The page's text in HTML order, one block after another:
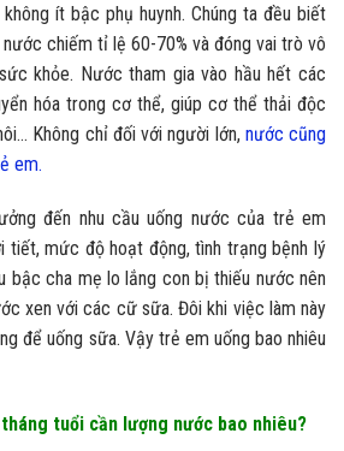
ít bậc phụ huynh. Chúng ta đều biết
chiếm tỉ lệ 60-70% và đóng vai trò vô
khỏe. Nước tham gia vào hầu hết các
hóa trong cơ thể, giúp cơ thể thải độc
Không chỉ đối với người lớn, nước cũng
em.
đến nhu cầu uống nước của trẻ em
tiết, mức độ hoạt động, tình trạng bệnh lý
bậc cha mẹ lo lắng con bị thiếu nước nên
xen với các cữ sữa. Đôi khi việc làm này
để uống sữa. Vậy trẻ em uống bao nhiêu
tuổi cần lượng nước bao nhiêu?